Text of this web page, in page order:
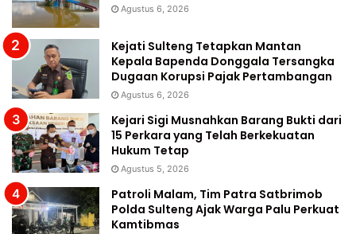
Agustus 6, 2026
Kejati Sulteng Tetapkan Mantan
Kepala Bapenda Donggala Tersangka
Dugaan Korupsi Pajak Pertambangan
Agustus 6, 2026
Kejari Sigi Musnahkan Barang Bukti dari
15 Perkara yang Telah Berkekuatan
Hukum Tetap
Agustus 5, 2026
Patroli Malam, Tim Patra Satbrimob
Polda Sulteng Ajak Warga Palu Perkuat
Kamtibmas